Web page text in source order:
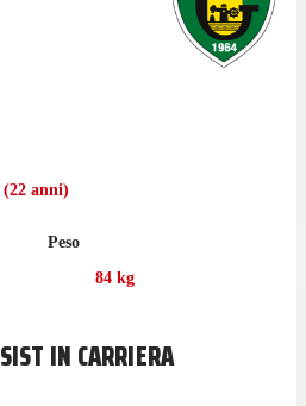
(22 anni)
Peso
84 kg
IN CARRIERA